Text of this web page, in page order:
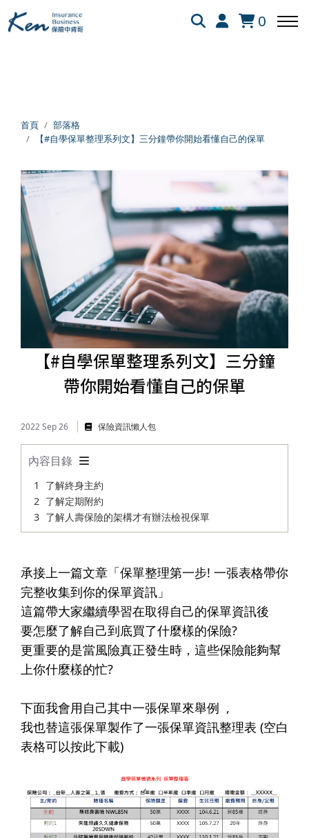
0
新生兒保險
失能險
醫療險
旅平險
儲蓄險
長照險
個人成長
學習心得
跨界思考
靈性成長
好書推薦
銷售賦能
美股投資
退休規劃
理財心法
勞保勞退
保險白話文 保險資訊懶人包 網友提問
首頁
部落格
【#自學保單整理系列文】三分鐘帶你開始看懂自己的保單
【#自學保單整理系列文】三分鐘
帶你開始看懂自己的保單
2022 Sep 26 保險資訊懶人包
內容目錄
了解終身主約
了解定期附約
了解人壽保險的架構才有辦法檢視保單
承接上一篇文章「保單整理第一步! 一張表格帶你
完整收集到你的保單資訊 」
這篇帶大家繼續學習在取得自己的保單資訊後
要怎麼了解自己到底買了什麼樣的保險?
更重要的是當風險真正發生時，這些保險能夠幫
上你什麼樣的忙?
下面我會用自己其中一張保單來舉例 ​ ,
我也替這張保單製作了一張保單資訊整理表 (空白
表格可以按此下載)